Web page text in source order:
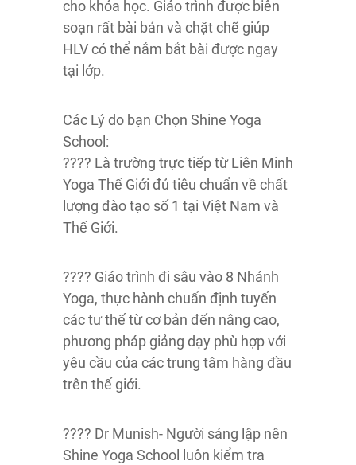
cho khóa học. Giáo trình được biên
soạn rất bài bản và chặt chẽ giúp
HLV có thể nắm bắt bài được ngay
tại lớp.
Các Lý do bạn Chọn Shine Yoga
School:
???? Là trường trực tiếp từ Liên Minh
Yoga Thế Giới đủ tiêu chuẩn về chất
lượng đào tạo số 1 tại Việt Nam và
Thế Giới.
???? Giáo trình đi sâu vào 8 Nhánh
Yoga, thực hành chuẩn định tuyến
các tư thế từ cơ bản đến nâng cao,
phương pháp giảng dạy phù hợp với
yêu cầu của các trung tâm hàng đầu
trên thế giới.
???? Dr Munish- Người sáng lập nên
Shine Yoga School luôn kiểm tra